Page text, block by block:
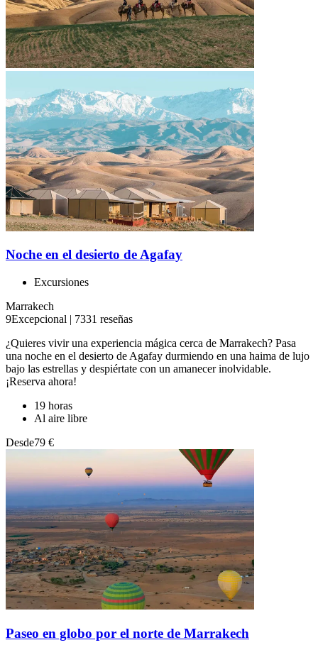
Noche en el desierto de Agafay
Excursiones
Marrakech
9Excepcional | 7331 reseñas
¿Quieres vivir una experiencia mágica cerca de Marrakech? Pasa
una noche en el desierto de Agafay durmiendo en una haima de lujo
bajo las estrellas y despiértate con un amanecer inolvidable.
¡Reserva ahora!
19 horas
Al aire libre
Desde79 €
Paseo en globo por el norte de Marrakech